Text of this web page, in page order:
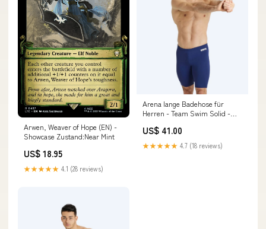
Arwen, Weaver of Hope (EN) -
Showcase Zustand:Near Mint
US$ 18.95
★★★★★ 4.1 (28 reviews)
Arena lange Badehose für
Herren - Team Swim Solid -
svommeudstyrbf
US$ 41.00
★★★★★ 4.7 (18 reviews)